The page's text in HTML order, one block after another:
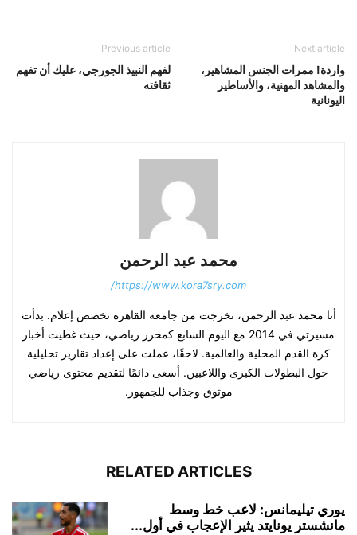
Previous article
لفهم النبيذ الجورجي، عليك أن تفهم
ثقافته
Next article
واردة! ممرات الجنس المشاهير،
والمشاهد المهنية، والأساطير
اليونانية
محمد عبد الرحمن
https://www.kora7sry.com/
أنا محمد عبد الرحمن، تخرجت من جامعة القاهرة تخصص إعلام. بدأت
مسيرتي في 2014 مع اليوم السابع كمحرر رياضي، حيث غطيت أخبار
كرة القدم المحلية والعالمية. لاحقًا، عملت على إعداد تقارير تحليلية
حول البطولات الكبرى واللاعبين. أسعى دائمًا لتقديم محتوى رياضي
موثوق وجذاب للجمهور.
RELATED ARTICLES
يوري تيليمانس: لاعب خط وسط
مانشستر يونايتد يثير الإعجاب في أول...